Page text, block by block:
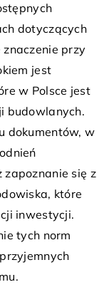
dotyczących
przy
jest
w Polsce jest
budowlanych.
dokumentów, w
się z
które
inwestycji.
tych norm